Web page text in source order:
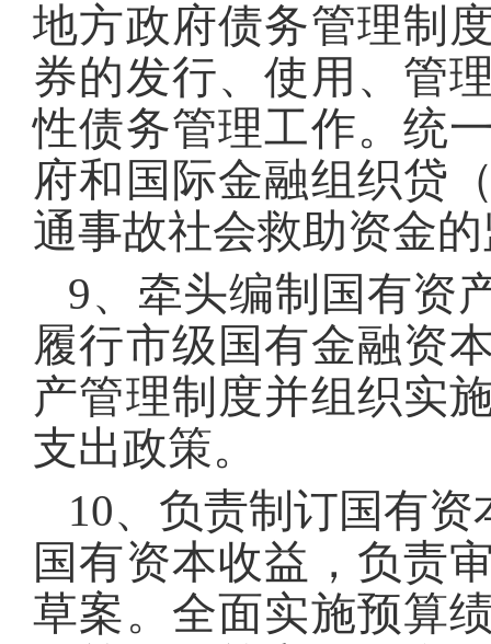
地方政府债务管理制
券的发行、使用、管
性债务管理工作。统
府和国际金融组织贷
通事故社会救助资金
9、牵头编制国有资
履行市级国有金融资
产管理制度并组织实
支出政策。
10、负责制订国有
国有资本收益，负责
草案。全面实施预算